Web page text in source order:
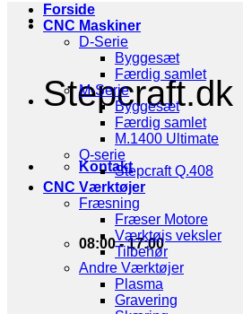
Stepcraft.dk
Kontakt
08:00 - 17:00
Forside
CNC Maskiner
D-Serie
Byggesæt
Færdig samlet
M-Serie
Byggesæt
Færdig samlet
M.1400 Ultimate
Q-serie
Stepcraft Q.408
CNC Værktøjer
Fræsning
Fræser Motore
Værktøjs veksler
Tilbehør
Andre Værktøjer
Plasma
Gravering